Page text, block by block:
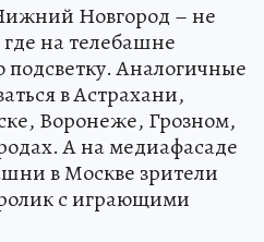
Новгород – не
на телебашне
Аналогичные
в Астрахани,
Воронеже, Грозном,
А на медиафасаде
в Москве зрители
с играющими